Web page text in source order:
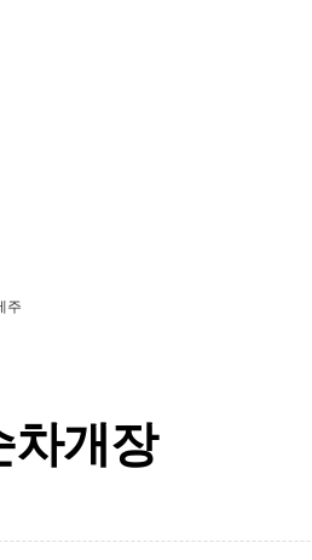
주
차개장